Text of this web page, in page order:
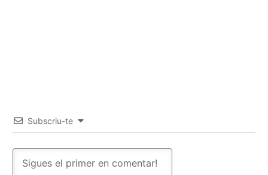
Subscriu-te